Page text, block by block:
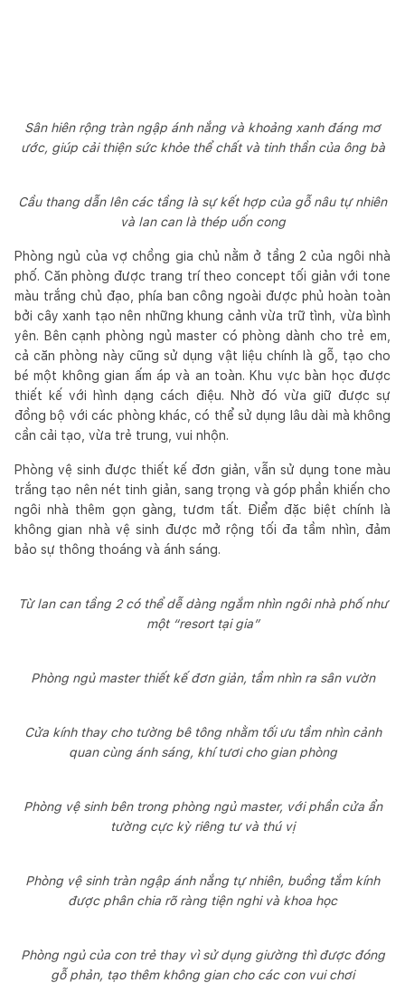
Sân hiên rộng tràn ngập ánh nắng và khoảng xanh đáng mơ
ước, giúp cải thiện sức khỏe thể chất và tinh thần của ông bà
Cầu thang dẫn lên các tầng là sự kết hợp của gỗ nâu tự nhiên
và lan can là thép uốn cong
Phòng ngủ của vợ chồng gia chủ nằm ở tầng 2 của ngôi nhà
phố. Căn phòng được trang trí theo concept tối giản với tone
màu trắng chủ đạo, phía ban công ngoài được phủ hoàn toàn
bởi cây xanh tạo nên những khung cảnh vừa trữ tình, vừa bình
yên. Bên cạnh phòng ngủ master có phòng dành cho trẻ em,
cả căn phòng này cũng sử dụng vật liệu chính là gỗ, tạo cho
bé một không gian ấm áp và an toàn. Khu vực bàn học được
thiết kế với hình dạng cách điệu. Nhờ đó vừa giữ được sự
đồng bộ với các phòng khác, có thể sử dụng lâu dài mà không
cần cải tạo, vừa trẻ trung, vui nhộn.
Phòng vệ sinh được thiết kế đơn giản, vẫn sử dụng tone màu
trắng tạo nên nét tinh giản, sang trọng và góp phần khiến cho
ngôi nhà thêm gọn gàng, tươm tất. Điểm đặc biệt chính là
không gian nhà vệ sinh được mở rộng tối đa tầm nhìn, đảm
bảo sự thông thoáng và ánh sáng.
Từ lan can tầng 2 có thể dễ dàng ngắm nhìn ngôi nhà phố như
một “resort tại gia”
Phòng ngủ master thiết kế đơn giản, tầm nhìn ra sân vườn
Cửa kính thay cho tường bê tông nhằm tối ưu tầm nhìn cảnh
quan cùng ánh sáng, khí tươi cho gian phòng
Phòng vệ sinh bên trong phòng ngủ master, với phần cửa ẩn
tường cực kỳ riêng tư và thú vị
Phòng vệ sinh tràn ngập ánh nắng tự nhiên, buồng tắm kính
được phân chia rõ ràng tiện nghi và khoa học
Phòng ngủ của con trẻ thay vì sử dụng giường thì được đóng
gỗ phản, tạo thêm không gian cho các con vui chơi